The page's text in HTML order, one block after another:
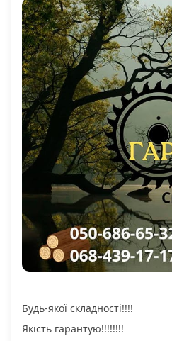
Будь-якої складності!!!!
Якість гарантую!!!!!!!!